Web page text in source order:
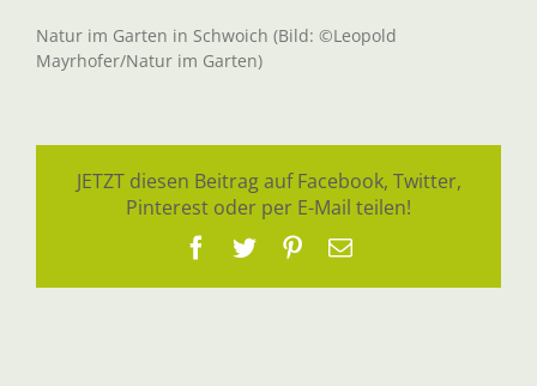
Natur im Garten in Schwoich (Bild: ©Leopold
Mayrhofer/Natur im Garten)
JETZT diesen Beitrag auf Facebook, Twitter,
Pinterest oder per E-Mail teilen!
Facebook
TwitterPinterest
E-